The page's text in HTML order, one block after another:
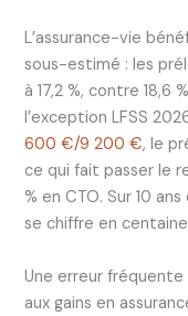
L’assurance-vie
sous-estimé : les
à 17,2 %, contre 18,6
l’exception LFSS
600 €/9 200 €, le
ce qui fait passer le
% en CTO. Sur 10
se chiffre en
Une erreur fréquente
aux gains en